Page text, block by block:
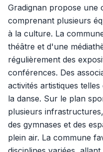
Gradignan propose une
comprenant plusieurs
à la culture. La
théâtre et d'une
régulièrement des
conférences. Des
activités artistiques
la danse. Sur le plan
plusieurs
des gymnases et des
plein air. La commune